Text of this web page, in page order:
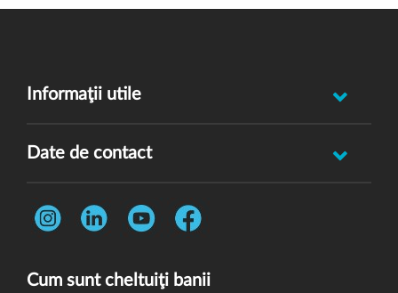
Informaţii utile
Întrebări frecvente
Politica de cookie-uri
Date de contact
Str. Rotasului, Nr. 7, Sector 1, Bucuresti, 012167
Telefon:
0731 444 013
Cum sunt cheltuiţi banii